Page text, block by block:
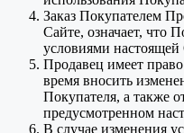
Заказ Покупателем
Сайте, означает, что
условиями
Продавец имеет
время вносить
Покупателя, а также
предусмотренном
В случае изменения